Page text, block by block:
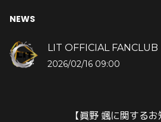
NEWS
LIT OFFICIAL FANCLUB
2026/02/16 09:00
【眞野 颯に関するお